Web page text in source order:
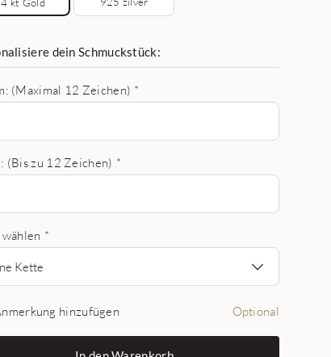
dein Schmuckstück:
(Maximal 12 Zeichen) *
(Bis zu 12 Zeichen) *
*
Kette
hinzufügen Optional